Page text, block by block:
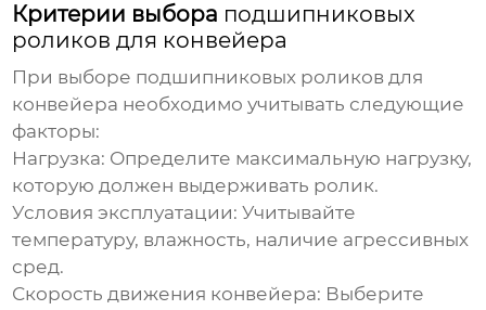
Критерии выбора подшипниковых
роликов для конвейера
При выборе подшипниковых роликов для
конвейера необходимо учитывать следующие
факторы:
Нагрузка: Определите максимальную нагрузку,
которую должен выдерживать ролик.
Условия эксплуатации: Учитывайте
температуру, влажность, наличие агрессивных
сред.
Скорость движения конвейера: Выберите